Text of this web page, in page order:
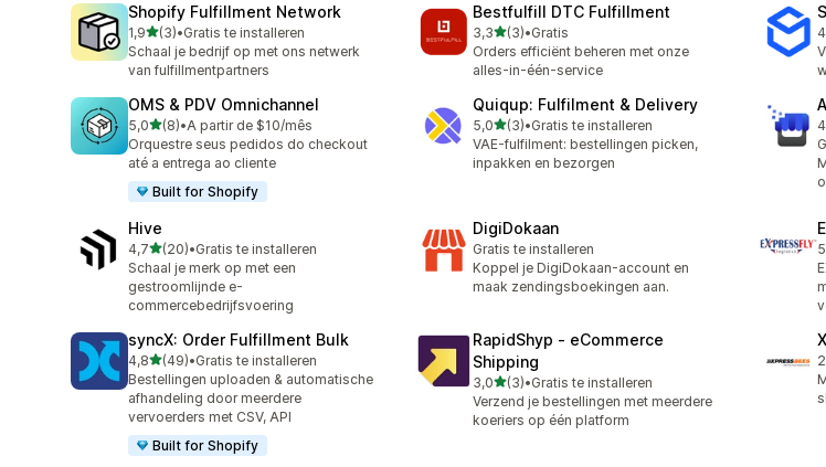
Shopify Fulfillment Network
1,9van 5 sterren
(3)
3 recensies in totaal
•Gratis te installeren
Schaal je bedrijf op met ons netwerk
van fulfillmentpartners
Bestfulfill DTC Fulfillment
3,3van 5 sterren
(3)
3 recensies in totaal
•Gratis
Orders efficiënt beheren met onze
alles-in-één-service
OMS & PDV Omnichannel
5,0van 5 sterren
(8)
8 recensies in totaal
•A partir de $10/mês
Orquestre seus pedidos do checkout
até a entrega ao cliente
Built for Shopify
Quiqup: Fulfilment & Delivery
5,0van 5 sterren
(3)
3 recensies in totaal
•Gratis te installeren
VAE-fulfilment: bestellingen picken,
inpakken en bezorgen
Hive
4,7van 5 sterren
(20)
20 recensies in totaal
•Gratis te installeren
Schaal je merk op met een
gestroomlijnde e-
commercebedrijfsvoering
DigiDokaan
Gratis te installeren
Koppel je DigiDokaan-account en
maak zendingsboekingen aan.
syncX: Order Fulfillment Bulk
4,8van 5 sterren
(49)
49 recensies in totaal
•Gratis te installeren
Bestellingen uploaden & automatische
afhandeling door meerdere
vervoerders met CSV, API
Built for Shopify
RapidShyp ‑ eCommerce
Shipping
3,0van 5 sterren
(3)
3 recensies in totaal
•Gratis te installeren
Verzend je bestellingen met meerdere
koeriers op één platform